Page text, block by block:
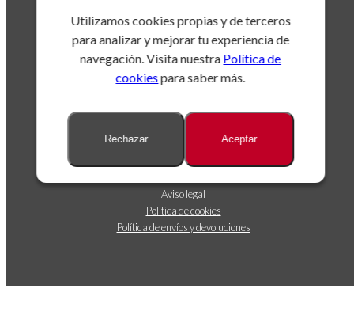
Utilizamos cookies propias y de terceros
para analizar y mejorar tu experiencia de
navegación. Visita nuestra Política de
cookiespara saber más.
Rechazar Aceptar
Contáctanos
Aviso legal
Política de cookies
Política de envíos y devoluciones